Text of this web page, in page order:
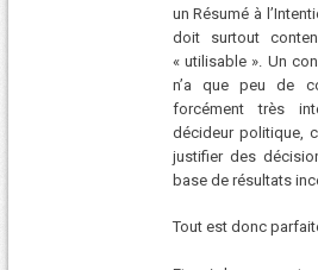
un Résumé à
doit surtout
« utilisable ». Un
n’a que peu de
forcément très
décideur politique,
justifier des
base de résultats
Tout est donc